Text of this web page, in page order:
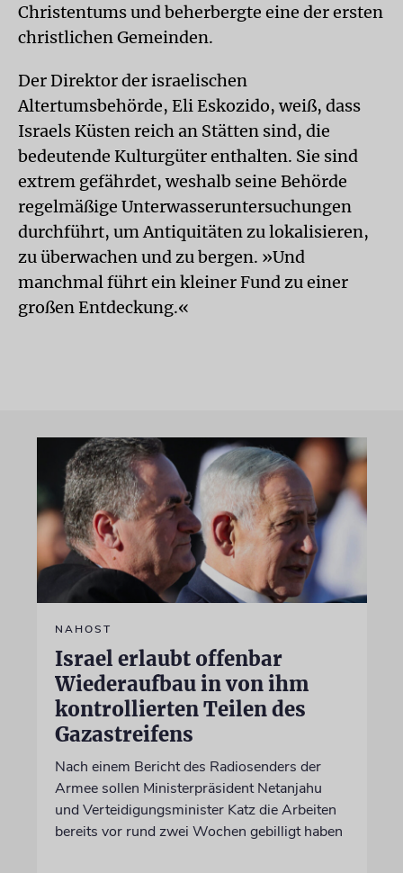
Christentums und beherbergte eine der ersten
christlichen Gemeinden.
Der Direktor der israelischen
Altertumsbehörde, Eli Eskozido, weiß, dass
Israels Küsten reich an Stätten sind, die
bedeutende Kulturgüter enthalten. Sie sind
extrem gefährdet, weshalb seine Behörde
regelmäßige Unterwasseruntersuchungen
durchführt, um Antiquitäten zu lokalisieren,
zu überwachen und zu bergen. »Und
manchmal führt ein kleiner Fund zu einer
großen Entdeckung.«
NAHOST
Israel erlaubt offenbar
Wiederaufbau in von ihm
kontrollierten Teilen des
Gazastreifens
Nach einem Bericht des Radiosenders der
Armee sollen Ministerpräsident Netanjahu
und Verteidigungsminister Katz die Arbeiten
bereits vor rund zwei Wochen gebilligt haben